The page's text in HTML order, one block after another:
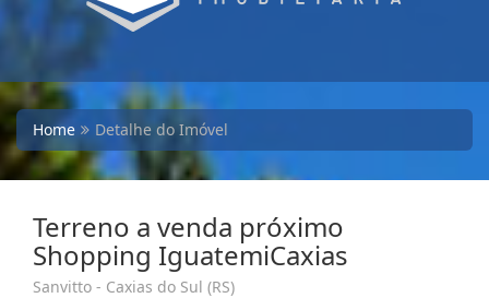
Home Detalhe do Imóvel
Terreno a venda próximo
Shopping IguatemiCaxias
Sanvitto - Caxias do Sul (RS)